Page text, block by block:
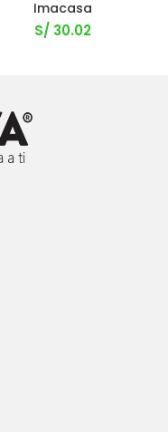
Imacasa
S/ 30.02